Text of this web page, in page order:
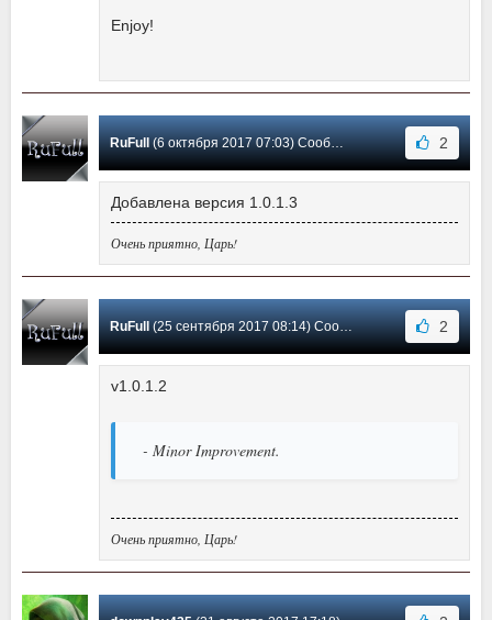
Enjoy!
RuFull(6 октября 2017 07:03) Сообщение #16 2
Добавлена версия 1.0.1.3
Очень приятно, Царь!
RuFull(25 сентября 2017 08:14) Сообщение #15 2
v1.0.1.2
- Minor Improvement.
Очень приятно, Царь!